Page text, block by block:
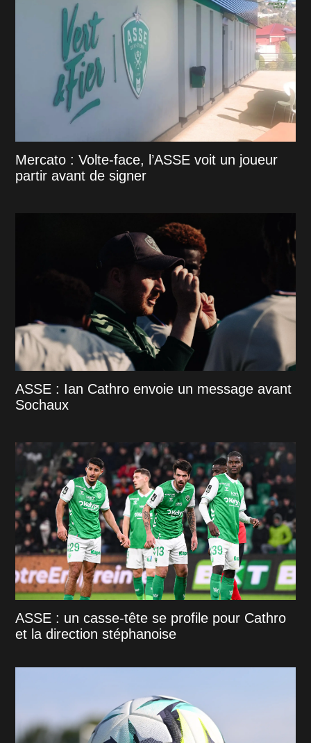
Mercato : Volte-face, l’ASSE voit un joueur
partir avant de signer
ASSE : Ian Cathro envoie un message avant
Sochaux
ASSE : un casse-tête se profile pour Cathro
et la direction stéphanoise